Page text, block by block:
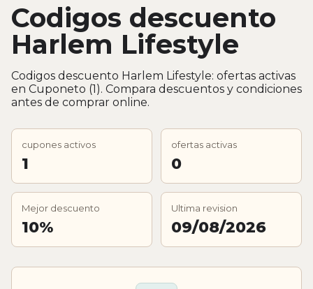
Codigos descuento
Harlem Lifestyle
Codigos descuento Harlem Lifestyle: ofertas activas
en Cuponeto (1). Compara descuentos y condiciones
antes de comprar online.
cupones activos
1
ofertas activas
0
Mejor descuento
10%
Ultima revision
09/08/2026